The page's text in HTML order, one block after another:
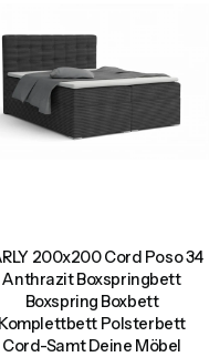
200x200 Cord Poso 34
Anthrazit Boxspringbett
Boxspring Boxbett
Komplettbett Polsterbett
Cord-Samt Deine Möbel